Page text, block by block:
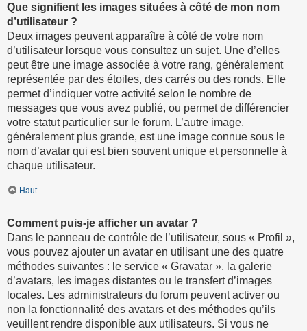
Que signifient les images situées à côté de mon nom
d’utilisateur ?
Deux images peuvent apparaître à côté de votre nom
d’utilisateur lorsque vous consultez un sujet. Une d’elles
peut être une image associée à votre rang, généralement
représentée par des étoiles, des carrés ou des ronds. Elle
permet d’indiquer votre activité selon le nombre de
messages que vous avez publié, ou permet de différencier
votre statut particulier sur le forum. L’autre image,
généralement plus grande, est une image connue sous le
nom d’avatar qui est bien souvent unique et personnelle à
chaque utilisateur.
Haut
Comment puis-je afficher un avatar ?
Dans le panneau de contrôle de l’utilisateur, sous « Profil »,
vous pouvez ajouter un avatar en utilisant une des quatre
méthodes suivantes : le service « Gravatar », la galerie
d’avatars, les images distantes ou le transfert d’images
locales. Les administrateurs du forum peuvent activer ou
non la fonctionnalité des avatars et des méthodes qu’ils
veuillent rendre disponible aux utilisateurs. Si vous ne